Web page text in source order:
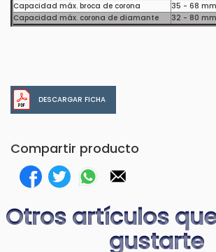
Capacidad máx. broca de corona
35 - 68 mm
Capacidad máx. corona de diamante
32 - 80 mm
DESCARGAR FICHA
Compartir producto
Otros artículos
gustarte